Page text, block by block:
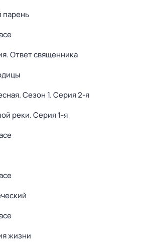
парень
Ответ священника
. Сезон 1. Серия 2-я
реки. Серия 1-я
жизни